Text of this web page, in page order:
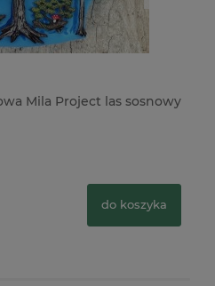
Mila Project las sosnowy
do koszyka